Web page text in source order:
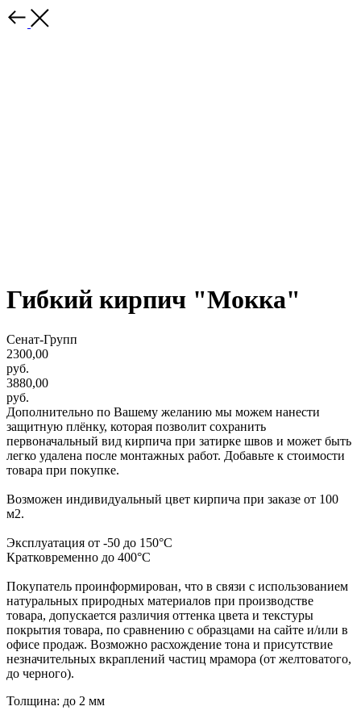
Гибкий кирпич "Мокка"
Сенат-Групп
2300,00
руб.
3880,00
руб.
Дополнительно по Вашему желанию мы можем нанести
защитную плёнку, которая позволит сохранить
первоначальный вид кирпича при затирке швов и может быть
легко удалена после монтажных работ. Добавьте к стоимости
товара при покупке.
Возможен индивидуальный цвет кирпича при заказе от 100
м2.
Эксплуатация от -50 до 150°С
Кратковременно до 400°С
Покупатель проинформирован, что в связи с использованием
натуральных природных материалов при производстве
товара, допускается различия оттенка цвета и текстуры
покрытия товара, по сравнению с образцами на сайте и/или в
офисе продаж. Возможно расхождение тона и присутствие
незначительных вкраплений частиц мрамора (от желтоватого,
до черного).
Толщина: до 2 мм